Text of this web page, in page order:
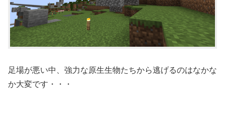
足場が悪い中、強力な原生生物たちから逃げるのはなかな
か大変です・・・